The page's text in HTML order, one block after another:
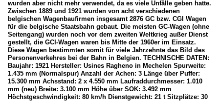
wurden aber nicht mehr verwendet, da es viele Unfälle geben hatte.
Zwischen 1889 und 1921 wurden von acht verschiedenen
belgischen Wagenbaufirmen insgesamt 2876 GC bzw. CGI Wagen
für die belgische Staatsbahn gebaut. Die meisten GC-Wagen (ohne
Seitengang) wurden noch vor dem zweiten Weltkrieg außer Dienst
gestellt, die GCI-Wagen waren bis Mitte der 1960er im Einsatz.
Diese Wagen bestimmten somit für viele Jahrzehnte das Bild des
Personenverkehres bei der Bahn in Belgien. TECHNISCHE DATEN:
Baujahr: 1921 Hersteller: Usines Ragheno in Mechelen Spurweite:
1.435 mm (Normalspur) Anzahl der Achen: 3 Länge über Puffer:
15.300 mm Achsstand: 2 x 4.550 mm Laufraddurchmesser: 1.010
mm (neu) Breite: 3.100 mm Höhe über SOK: 3.492 mm
Höchstgeschwindigkeit: 80 km/h Dienstgewicht: 21 t Sitzplätze: 30